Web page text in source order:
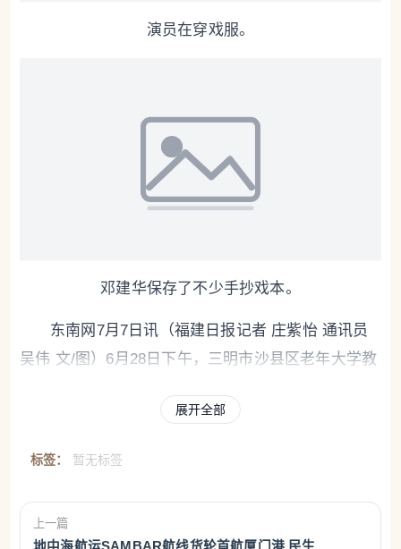
演员在穿戏服。
邓建华保存了不少手抄戏本。
东南网7月7日讯（福建日报记者 庄紫怡 通讯员
吴伟 文/图）6月28日下午，三明市沙县区老年大学教
气。他手猛地一挥，那股属于《杨六郎发兵》中孟良
一声“小嗓”冲口而出，高亢清亮，尾音拖得极长。
台下，老年大学学生邓素清举着手机目不转睛地
展开全部
标签： 暂无标签
上一篇